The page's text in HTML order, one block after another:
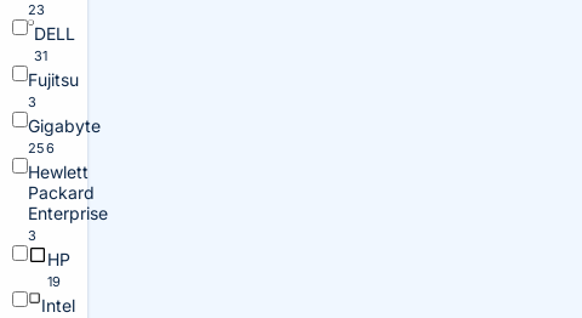
23
DELL
31
Fujitsu
3
Gigabyte
256
Hewlett
Packard
Enterprise
3
HP
19
Intel